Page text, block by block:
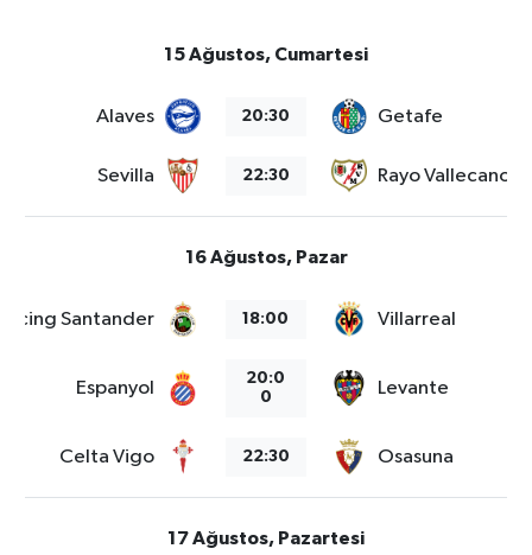
15 Ağustos, Cumartesi
Alaves 20:30 Getafe
Sevilla 22:30 Rayo Vallecano
16 Ağustos, Pazar
Santander 18:00 Villarreal
Espanyol
20:0
0
Levante
Celta Vigo 22:30 Osasuna
17 Ağustos, Pazartesi